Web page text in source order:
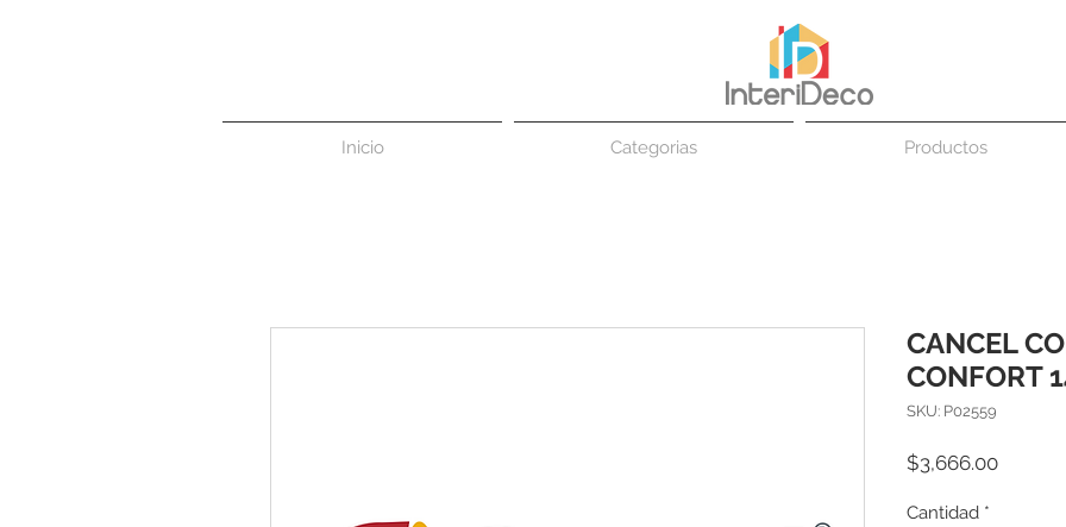
Inicio Categorias Productos
CANCEL
CONFORT
SKU: P02559
$3,666.00Precio
Cantidad *